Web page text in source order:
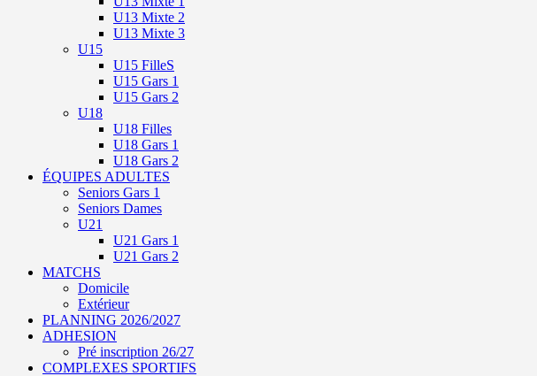
U13 Mixte 2
U13 Mixte 3
U15
U15 FilleS
U15 Gars 1
U15 Gars 2
U18
U18 Filles
U18 Gars 1
U18 Gars 2
ÉQUIPES ADULTES
Seniors Gars 1
Seniors Dames
U21
U21 Gars 1
U21 Gars 2
MATCHS
Domicile
Extérieur
PLANNING 2026/2027
ADHESION
Pré inscription 26/27
COMPLEXES SPORTIFS